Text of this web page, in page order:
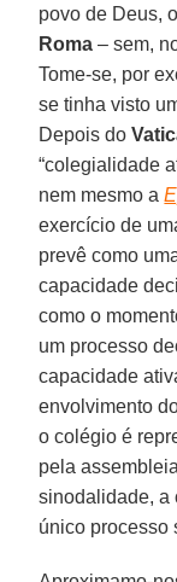
povo de Deus,
Roma – sem,
Tome-se, por
se tinha visto
Depois do
“colegialidade
nem mesmo a
exercício de
prevê como
capacidade
como o
um processo
capacidade
envolvimento
o colégio é
pela
sinodalidade, a
único processo